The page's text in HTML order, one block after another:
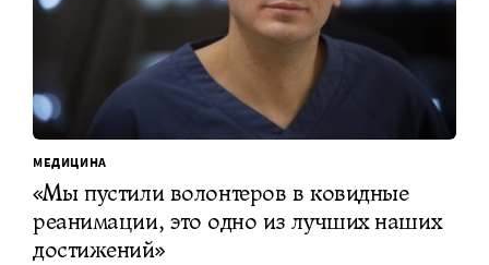
МЕДИЦИНА
«Мы пустили волонтеров в ковидные
реанимации, это одно из лучших наших
достижений»